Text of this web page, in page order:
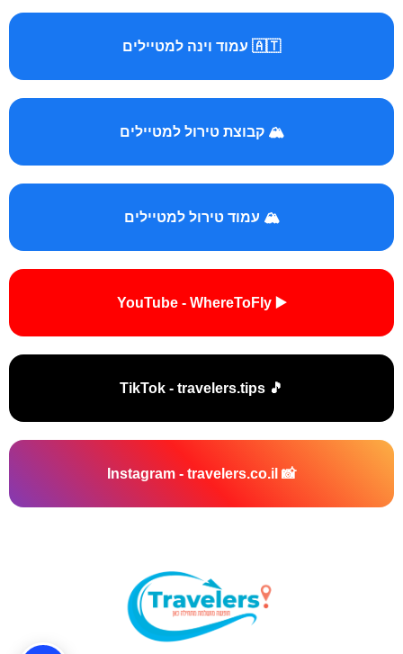
🇦🇹 עמוד וינה למטיילים
🏔️ קבוצת טירול למטיילים
🏔️ עמוד טירול למטיילים
▶️ YouTube - WhereToFly
🎵 TikTok - travelers.tips
📸 Instagram - travelers.co.il